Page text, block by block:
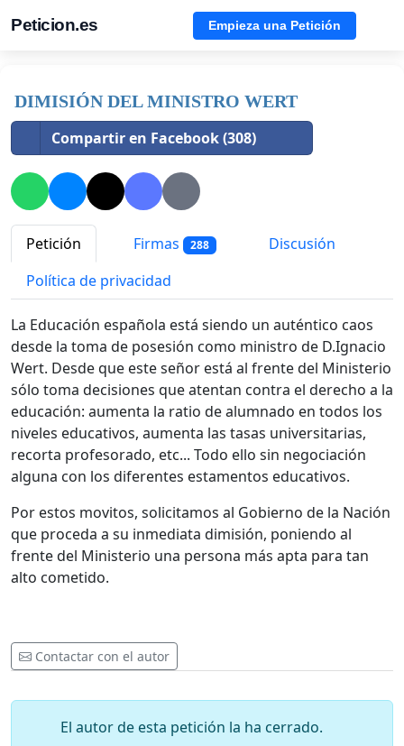
Peticion.es Empieza una Petición
DIMISIÓN DEL MINISTRO WERT
Compartir en Facebook (308)
Petición Firmas 288
Discusión
Política de privacidad
La Educación española está siendo un auténtico caos
desde la toma de posesión como ministro de D.Ignacio
Wert. Desde que este señor está al frente del Ministerio
sólo toma decisiones que atentan contra el derecho a la
educación: aumenta la ratio de alumnado en todos los
niveles educativos, aumenta las tasas universitarias,
recorta profesorado, etc... Todo ello sin negociación
alguna con los diferentes estamentos educativos.
Por estos movitos, solicitamos al Gobierno de la Nación
que proceda a su inmediata dimisión, poniendo al
frente del Ministerio una persona más apta para tan
alto cometido.
Contactar con el autor
El autor de esta petición la ha cerrado.